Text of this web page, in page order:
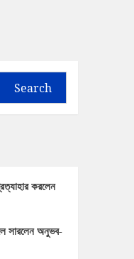
Search
করলেন
সারলেন অনুভব-